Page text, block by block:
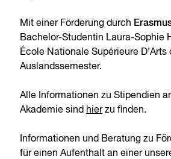
Mit einer Förderung durch
Bachelor-Studentin Laura-Sophie
École Nationale Supérieure
Auslandssemester.
Alle Informationen zu Stipendien
Akademie sind hierzu finden.
Informationen und Beratung zu
für einen Aufenthalt an einer